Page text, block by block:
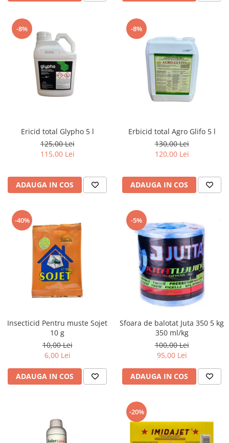
-8%
Ericid total Glypho 5 l
125,00 Lei
115,00 Lei
ADAUGA IN COS
-8%
Erbicid total Agro Glifo 5 l
130,00 Lei
120,00 Lei
ADAUGA IN COS
-40%
Insecticid Pentru muste Sojet
10 g
10,00 Lei
6,00 Lei
ADAUGA IN COS
-5%
Sfoara de balotat Juta 350 5 kg
350 ml/kg
100,00 Lei
95,00 Lei
ADAUGA IN COS
-20%